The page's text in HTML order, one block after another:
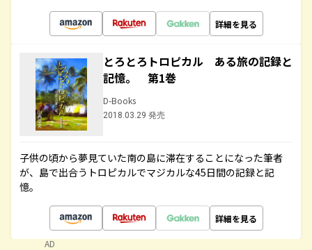
詳細を見る
とろとろトロピカル ある旅の記録と
記憶。 第1巻
D-Books
2018.03.29 発売
子供の頃から夢見ていた南の島に滞在することになった筆者
が、島で出合うトロピカルでマジカルな45日間の記録と記
憶。
詳細を見る
AD